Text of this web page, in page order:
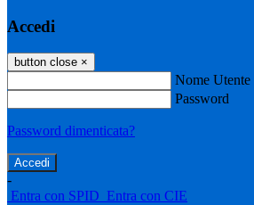
Accedi
button close ×
Nome Utente
Password
Password dimenticata?
-
Entra con SPID Entra con CIE